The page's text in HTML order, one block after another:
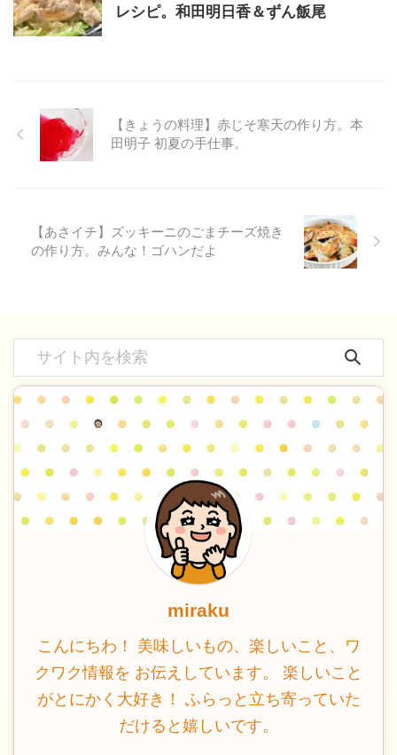
レシピ。和田明日香＆ずん飯尾
【きょうの料理】赤じそ寒天の作り方。本
田明子 初夏の手仕事。
【あさイチ】ズッキーニのごまチーズ焼き
の作り方。みんな！ゴハンだよ
miraku
こんにちわ！ 美味しいもの、楽しいこと、ワ
クワク情報を お伝えしています。 楽しいこと
がとにかく大好き！ ふらっと立ち寄っていた
だけると嬉しいです。